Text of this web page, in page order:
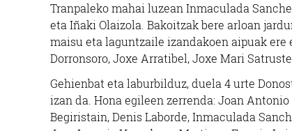
Tranpaleko mahai luzean Inmaculada
eta Iñaki Olaizola. Bakoitzak bere arloan
maisu eta laguntzaile izandakoen aipuak ere
Dorronsoro, Joxe Arratibel, Joxe Mari
Gehienbat eta laburbilduz, duela 4 urte
izan da. Hona egileen zerrenda: Joan
Begiristain, Denis Laborde, Inmaculada